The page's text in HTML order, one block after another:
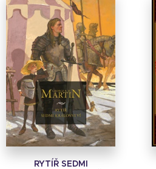
RYTÍŘ SEDMI